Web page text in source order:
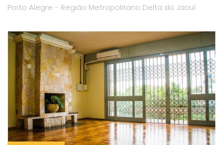
Porto Alegre - Região Metropolitano Delta do Jacuí